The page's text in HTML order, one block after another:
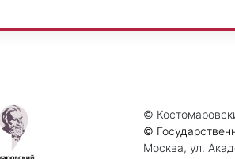
©
©
Москва, ул.